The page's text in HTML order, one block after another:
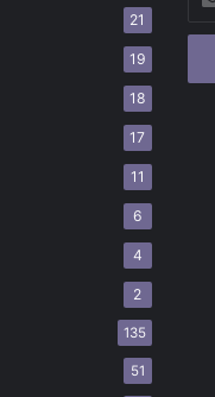
21
19
18
17
11
6
4
2
135
51
tu